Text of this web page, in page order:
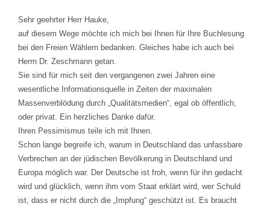
Sehr geehrter Herr Hauke,
auf diesem Wege möchte ich mich bei Ihnen für Ihre Buchlesung
bei den Freien Wählern bedanken. Gleiches habe ich auch bei
Herrn Dr. Zeschmann getan.
Sie sind für mich seit den vergangenen zwei Jahren eine
wesentliche Informationsquelle in Zeiten der maximalen
Massenverblödung durch „Qualitätsmedien“, egal ob öffentlich,
oder privat. Ein herzliches Danke dafür.
Ihren Pessimismus teile ich mit Ihnen.
Schon lange begreife ich, warum in Deutschland das unfassbare
Verbrechen an der jüdischen Bevölkerung in Deutschland und
Europa möglich war. Der Deutsche ist froh, wenn für ihn gedacht
wird und glücklich, wenn ihm vom Staat erklärt wird, wer Schuld
ist, dass er nicht durch die „Impfung“ geschützt ist. Es braucht